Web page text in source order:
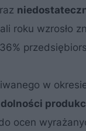
roku wzrosło
w
ocen